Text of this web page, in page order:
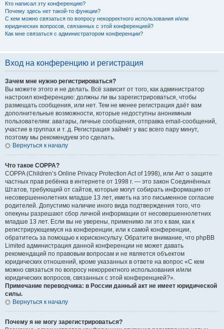
Кто написал эту конференцию?
Почему здесь нет такой-то функции?
С кем можно связаться по вопросу некорректного использования и/или
юридических вопросов, связанных с этой конференцией?
Как мне связаться с администратором конференции?
Вход на конференцию и регистрация
Зачем мне нужно регистрироваться?
Вы можете этого и не делать. Всё зависит от того, как администратор
настроил конференцию: должны ли вы зарегистрироваться, чтобы
размещать сообщения, или нет. Тем не менее регистрация даёт вам
дополнительные возможности, которые недоступны анонимным
пользователям: аватары, личные сообщения, отправка email-сообщений,
участие в группах и т. д. Регистрация займёт у вас всего пару минут,
поэтому мы рекомендуем это сделать.
Вернуться к началу
Что такое COPPA?
COPPA (Children’s Online Privacy Protection Act of 1998), или Акт о защите
частных прав ребёнка в интернете от 1998 г. — это закон Соединённых
Штатов, требующий от сайтов, которые могут собирать информацию от
несовершеннолетних младше 13 лет, иметь на это письменное согласие
родителей. Допустимо наличие иного вида подтверждения того, что
опекуны разрешают сбор личной информации от несовершеннолетних
младше 13 лет. Если вы не уверены, применимо ли это к вам, как к
регистрирующемуся на конференции, или к самой конференции,
обратитесь за помощью к юрисконсульту. Обратите внимание, что phpBB
Limited администрация данной конференции не может давать
рекомендаций по правовым вопросам и не является объектом
юридических отношений, кроме указанных в ответе на вопрос «С кем
можно связаться по вопросу некорректного использования и/или
юридических вопросов, связанных с этой конференцией?».
Примечание переводчика: в России данный акт не имеет юридической
силы.
Вернуться к началу
Почему я не могу зарегистрироваться?